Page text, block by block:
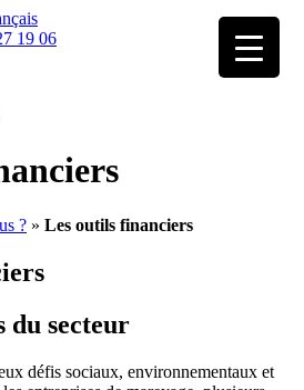
19 06
? » Les outils financiers
du secteur
défis sociaux, environnementaux et